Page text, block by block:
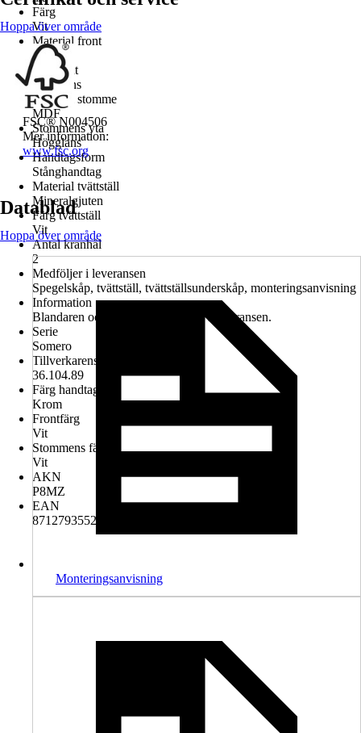
Färg
Vit
Material front
MDF
Yta front
Högglans
Material stomme
MDF
Stommens yta
Högglans
Handtagsform
Stånghandtag
Material tvättställ
Mineralgjuten
Färg tvättställ
Vit
Antal kranhål
2
Medföljer i leveransen
Spegelskåp, tvättställ, tvättställsunderskåp, monteringsanvisning
Information
Blandaren och vattenlås ingår inte i leveransen.
Serie
Somero
Tillverkarens artikelnummer
36.104.89
Färg handtag
Krom
Frontfärg
Vit
Stommens färg
Vit
AKN
P8MZ
EAN
8712793552018
Hoppa över område
FSC® N004506
Mer information:
www.fsc.org
Datablad
Hoppa över område
Monteringsanvisning